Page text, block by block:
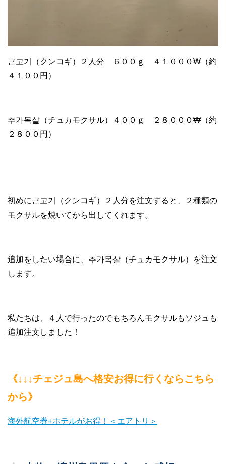
근고기（クンコギ）２人分 ６００ｇ ４１０００₩（約
４１００円）
추가목살（チュカモクサル）４００ｇ ２８０００₩（約
２８００円）
初めに근고기（クンコギ）２人分を注文すると、２種類の
モクサルを焼いてから出してくれます。
追加をしたい場合に、추가목살（チュカモクサル）を注文
します。
私たちは、４人で行ったのでもちろんモクサルもソジュも
追加注文しました！
《↓↓↓チェジュ島へ格安お得に行くならこちら
から》
海外航空券+ホテルがお得！＜エアトリ＞